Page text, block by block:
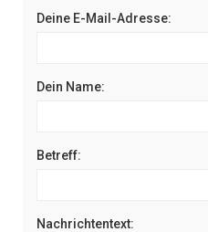
Deine E-Mail-Adresse:
Dein Name:
Betreff:
Nachrichtentext: